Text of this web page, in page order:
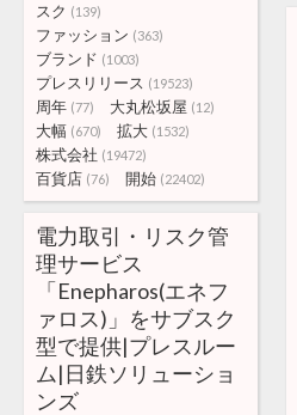
スク (139)
ファッション (363)
ブランド (1003)
プレスリリース (19523)
周年 (77) 大丸松坂屋 (12)
大幅 (670) 拡大 (1532)
株式会社 (19472)
百貨店 (76) 開始 (22402)
電力取引・リスク管
理サービス
「Enepharos(エネフ
ァロス)」をサブスク
型で提供|プレスルー
ム|日鉄ソリューショ
ンズ